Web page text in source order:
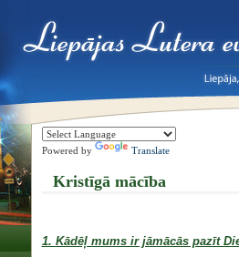
Powered by Translate
Kristīgā mācība
1. Kādēļ mums ir jāmācās pazīt